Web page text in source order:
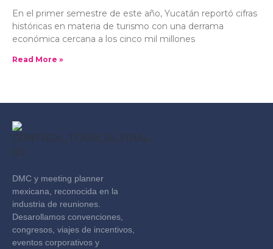
En el primer semestre de este año, Yucatán reportó cifras
históricas en materia de turismo con una derrama
económica cercana a los cinco mil millones
Read More »
DMC y meeting planner
mexicana, reconocida en la
industria de reuniones.
Desarollamos convenciones,
congresos, viajes de incentivos,
eventos corporativos y